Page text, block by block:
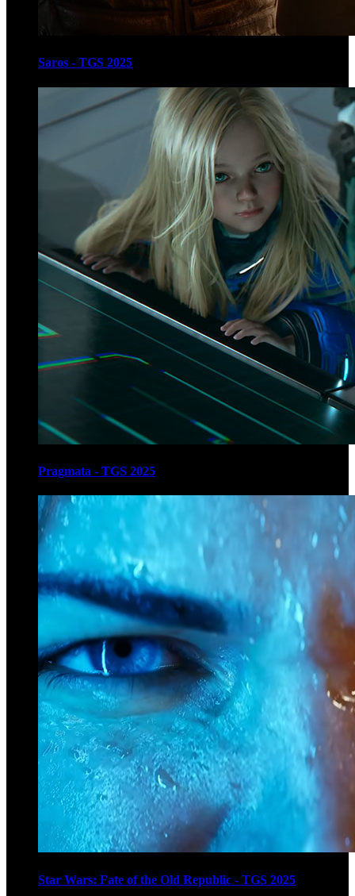
Saros - TGS 2025
Pragmata - TGS 2025
Star Wars: Fate of the Old Republic - TGS 2025